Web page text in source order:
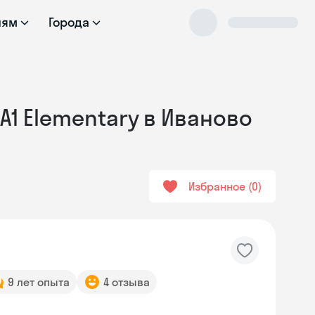
Города
Elementary в Иваново
Избранное 0
9 лет опыта 4 отзыва